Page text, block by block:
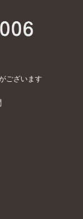
ございます